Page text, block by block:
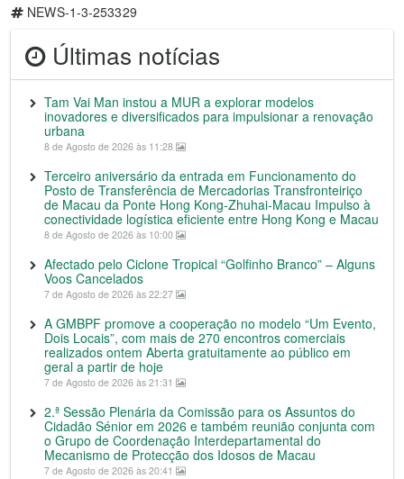
NEWS-1-3-253329
Últimas notícias
Tam Vai Man instou a MUR a explorar modelos
inovadores e diversificados para impulsionar a renovação
urbana
8 de Agosto de 2026 às 11:28
Terceiro aniversário da entrada em Funcionamento do
Posto de Transferência de Mercadorias Transfronteiriço
de Macau da Ponte Hong Kong-Zhuhai-Macau Impulso à
conectividade logística eficiente entre Hong Kong e Macau
8 de Agosto de 2026 às 10:00
Afectado pelo Ciclone Tropical “Golfinho Branco” – Alguns
Voos Cancelados
7 de Agosto de 2026 às 22:27
A GMBPF promove a cooperação no modelo “Um Evento,
Dois Locais”, com mais de 270 encontros comerciais
realizados ontem Aberta gratuitamente ao público em
geral a partir de hoje
7 de Agosto de 2026 às 21:31
2.ª Sessão Plenária da Comissão para os Assuntos do
Cidadão Sénior em 2026 e também reunião conjunta com
o Grupo de Coordenação Interdepartamental do
Mecanismo de Protecção dos Idosos de Macau
7 de Agosto de 2026 às 20:41